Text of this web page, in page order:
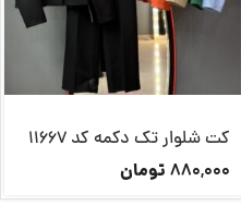
کت شلوار تک دکمه کد 11667
880,000 تومان